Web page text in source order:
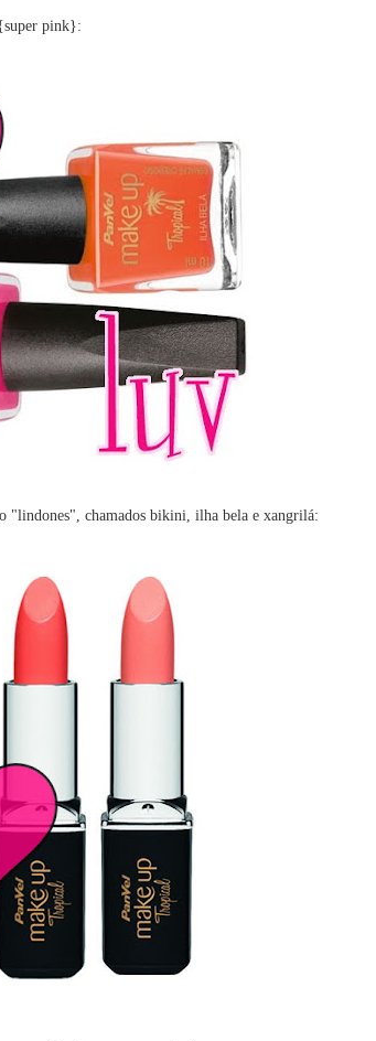
pink}:
"lindones", chamados bikini, ilha bela e xangrilá: